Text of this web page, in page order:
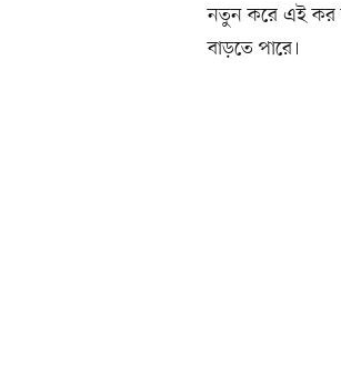
নতুন করে এই কর
বাড়তে পারে।